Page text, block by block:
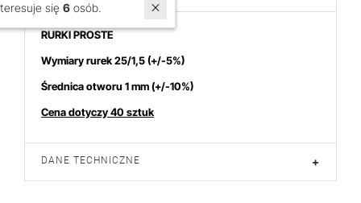
RURKI PROSTE
Wymiary rurek 25/1,5(+/-5%)
Średnica otworu 1 mm (+/-10%)
Cena dotyczy 40 sztuk
DANE TECHNICZNE +
W ostatnich 7 dniach produktem interesuje się